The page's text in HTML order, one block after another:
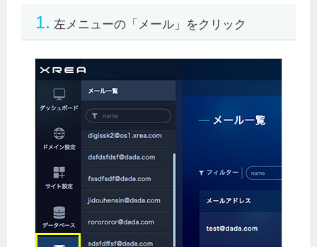
1. 左メニューの「メール」をクリック